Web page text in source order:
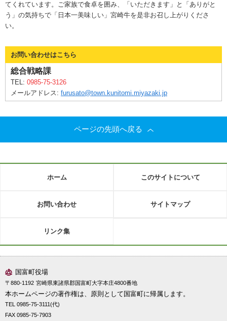
てくれています。ご家族で食卓を囲み、「いただきます」と「ありがと
う」の気持ちで「日本一美味しい」宮崎牛を是非お召し上がりくださ
い。
お問い合わせはこちら
総合戦略課
TEL: 0985-75-3126
メールアドレス: furusato@town.kunitomi.miyazaki.jp
ページの先頭へ戻る
ホーム このサイトについて
お問い合わせ サイトマップ
リンク集
国富町役場
〒880-1192 宮崎県東諸県郡国富町大字本庄4800番地
本ホームページの著作権は、原則として国富町に帰属します。
TEL 0985-75-3111(代)
FAX 0985-75-7903